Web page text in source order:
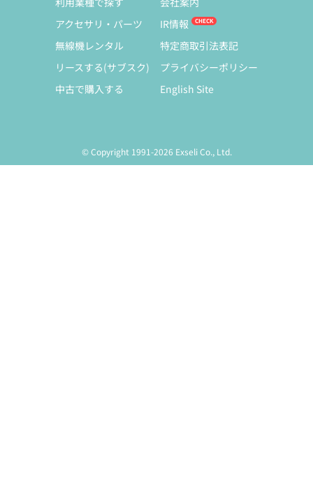
アクセサリ・パーツ
無線機レンタル
リースする(サブスク)
中古で購入する
IR情報
特定商取引法表記
プライバシーポリシー
English Site
© Copyright 1991-2026 Exseli Co., Ltd.